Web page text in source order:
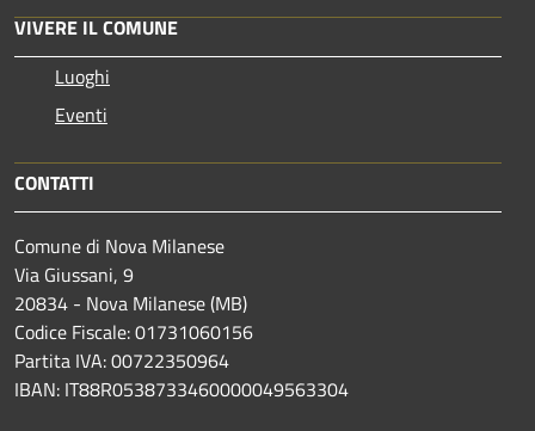
VIVERE IL COMUNE
Luoghi
Eventi
CONTATTI
Comune di Nova Milanese
Via Giussani, 9
20834 - Nova Milanese (MB)
Codice Fiscale: 01731060156
Partita IVA: 00722350964
IBAN: IT88R0538733460000049563304